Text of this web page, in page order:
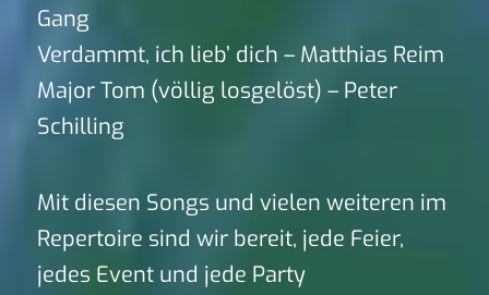
Gang
Verdammt, ich lieb’ dich – Matthias Reim
Major Tom (völlig losgelöst) – Peter
Schilling
Mit diesen Songs und vielen weiteren im
Repertoire sind wir bereit, jede Feier,
jedes Event und jede Party